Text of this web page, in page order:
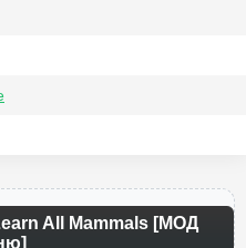
All Mammals [МОД